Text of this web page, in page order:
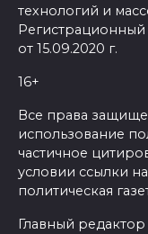
технологий и
от 15.09.2020 г.
16+
Все права
использование
частичное
условии ссылки
политическая
Главный